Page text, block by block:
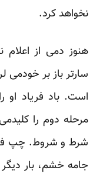
نخواهد کرد.
هنوز دمی از اعلام
سارتر باز بر خودمی
است. باد فریاد
مرحله دوم را
شرط و شروط. چپ
جامه خشم، بار دیگر